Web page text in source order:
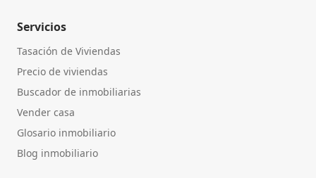
Servicios
Tasación de Viviendas
Precio de viviendas
Buscador de inmobiliarias
Vender casa
Glosario inmobiliario
Blog inmobiliario